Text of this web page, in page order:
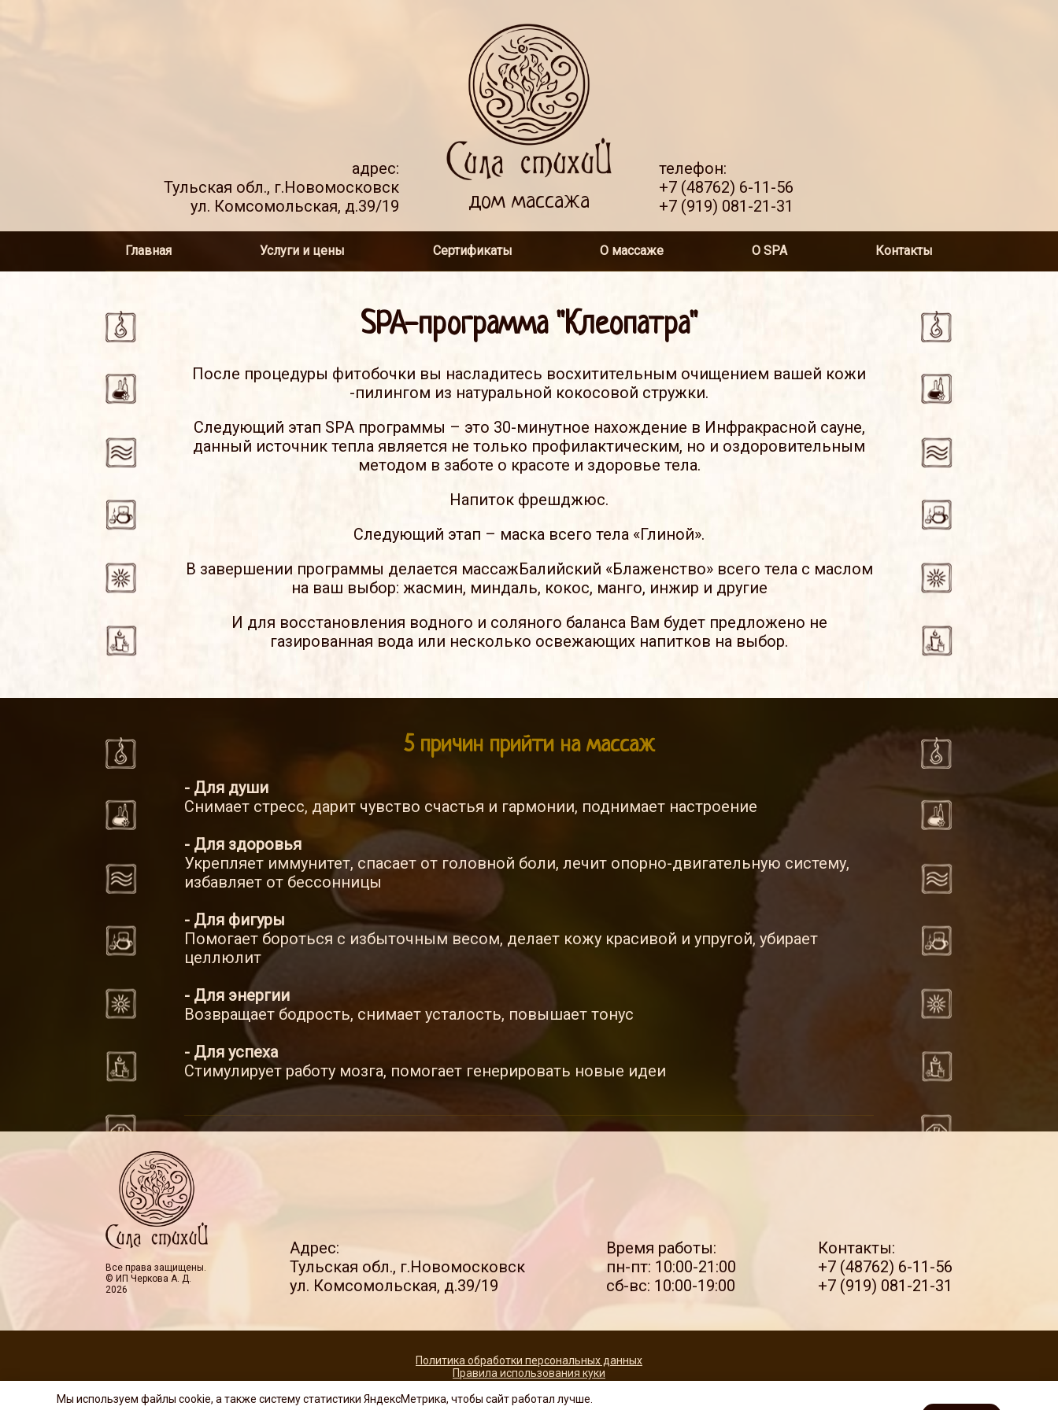
адрес:
Тульская обл., г.Новомосковск
ул. Комсомольская, д.39/19
дом массажа
телефон:
+7 (48762) 6-11-56
+7 (919) 081-21-31
Главная Услуги и цены Сертификаты О массаже О SPA Контакты
SPA-программа ''Клеопатра''
После процедуры фитобочки вы насладитесь восхитительным очищением вашей кожи
-пилингом из натуральной кокосовой стружки.
Следующий этап SPA программы – это 30-минутное нахождение в Инфракрасной сауне,
данный источник тепла является не только профилактическим, но и оздоровительным
методом в заботе о красоте и здоровье тела.
Напиток фрешджюс.
Следующий этап – маска всего тела «Глиной».
В завершении программы делается массажБалийский «Блаженство» всего тела с маслом
на ваш выбор: жасмин, миндаль, кокос, манго, инжир и другие
И для восстановления водного и соляного баланса Вам будет предложено не
газированная вода или несколько освежающих напитков на выбор.
5 причин прийти на массаж
- Для души
Снимает стресс, дарит чувство счастья и гармонии, поднимает настроение
- Для здоровья
Укрепляет иммунитет, спасает от головной боли, лечит опорно-двигательную систему,
избавляет от бессонницы
- Для фигуры
Помогает бороться с избыточным весом, делает кожу красивой и упругой, убирает
целлюлит
- Для энергии
Возвращает бодрость, снимает усталость, повышает тонус
- Для успеха
Стимулирует работу мозга, помогает генерировать новые идеи
Все права защищены.
© ИП Черкова А. Д.
2026
Адрес:
Тульская обл., г.Новомосковск
ул. Комсомольская, д.39/19
Время работы:
пн-пт: 10:00-21:00
сб-вс: 10:00-19:00
Контакты:
+7 (48762) 6-11-56
+7 (919) 081-21-31
Политика обработки персональных данных
Правила использования куки
ИП Черкова Алла Дмитриевна
Мы используем файлы cookie, а также систему статистики ЯндексМетрика, чтобы сайт работал лучше.